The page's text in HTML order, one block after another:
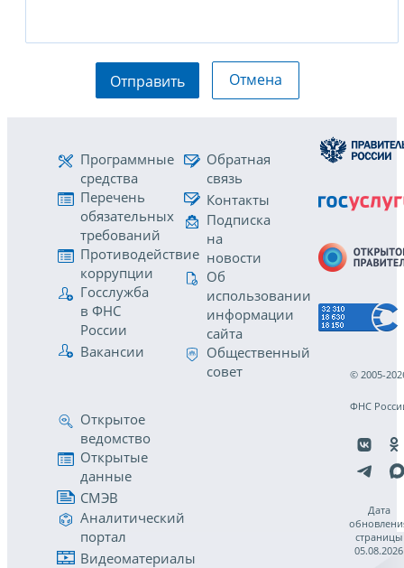
Отправить Отмена
Программные
средства
Перечень
обязательных
требований
Противодействие
коррупции
Госслужба
в ФНС
России
Вакансии
Обратная
связь
Контакты
Подписка
на
новости
Об
использовании
информации
сайта
Общественный
совет
Открытое
ведомство
Открытые
данные
СМЭВ
Аналитический
портал
Видеоматериалы
© 2005-
ФНС
Дата
страницы
05.08.2026